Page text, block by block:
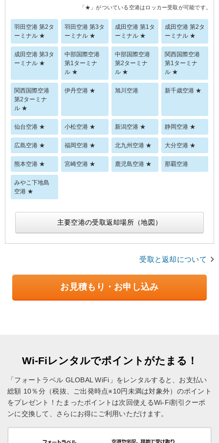
「★」がついている空港はロッカー受取が可能です。
羽田空港 第2タ
ーミナル ★
羽田空港 第3タ
ーミナル ★
成田空港 第1タ
ーミナル ★
成田空港 第2タ
ーミナル ★
成田空港 第3タ
ーミナル ★
中部国際空港
第1ターミナ
ル ★
中部国際空港
第2ターミナ
ル ★
関西国際空港
第1ターミナ
ル ★
関西国際空港
第2ターミナ
ル ★
伊丹空港 ★ 旭川空港 新千歳空港 ★
仙台空港 ★ 小松空港 ★ 新潟空港 ★ 静岡空港 ★
広島空港 ★ 福岡空港 ★ 北九州空港 ★ 大分空港 ★
熊本空港 ★ 宮崎空港 ★ 鹿児島空港 ★ 那覇空港
みやこ下地島
空港 ★
主要空港の受取返却場所（地図）
受取と返却について
お見積もり・お申し込み
Wi-Fiレンタルでポイントがたまる！
「フォートラベル GLOBAL WiFi」をレンタルすると、お支払い
総額 10％分（税抜、ご出発時点※10円未満は対象外）のポイント
をプレゼント！ たまったポイントは次回使えるWi-Fi割引クーポ
ンに交換して、さらにお得にご利用いただけます。